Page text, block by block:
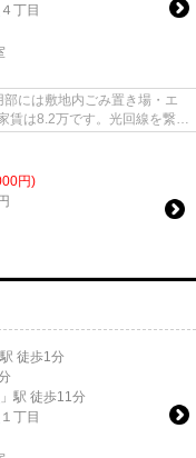
４丁目
には敷地内ごみ置き場・エ
賃は8.2万です。光回線を繋げ
円)
駅 徒歩1分
」駅 徒歩11分
１丁目